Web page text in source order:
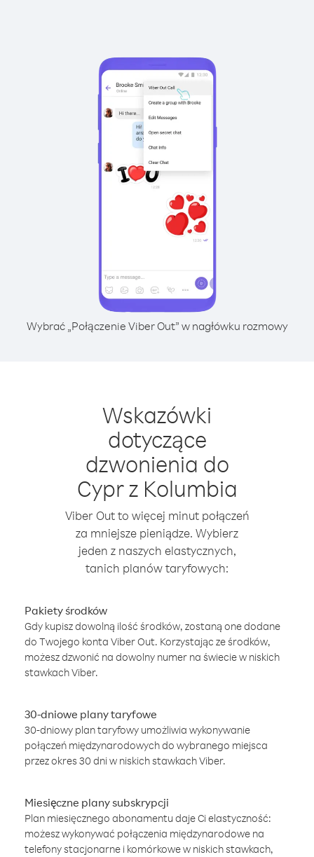
Wybrać „Połączenie Viber Out” w nagłówku rozmowy
Wskazówki
dotyczące
dzwonienia do
Cypr z Kolumbia
Viber Out to więcej minut połączeń
za mniejsze pieniądze. Wybierz
jeden z naszych elastycznych,
tanich planów taryfowych:
Pakiety środków
Gdy kupisz dowolną ilość środków, zostaną one dodane
do Twojego konta Viber Out. Korzystając ze środków,
możesz dzwonić na dowolny numer na świecie w niskich
stawkach Viber.
30-dniowe plany taryfowe
30-dniowy plan taryfowy umożliwia wykonywanie
połączeń międzynarodowych do wybranego miejsca
przez okres 30 dni w niskich stawkach Viber.
Miesięczne plany subskrypcji
Plan miesięcznego abonamentu daje Ci elastyczność:
możesz wykonywać połączenia międzynarodowe na
telefony stacjonarne i komórkowe w niskich stawkach,